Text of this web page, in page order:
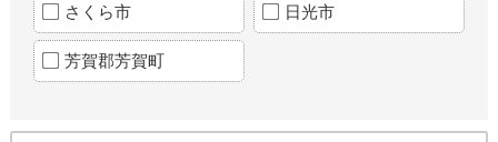
さくら市 日光市
芳賀郡芳賀町